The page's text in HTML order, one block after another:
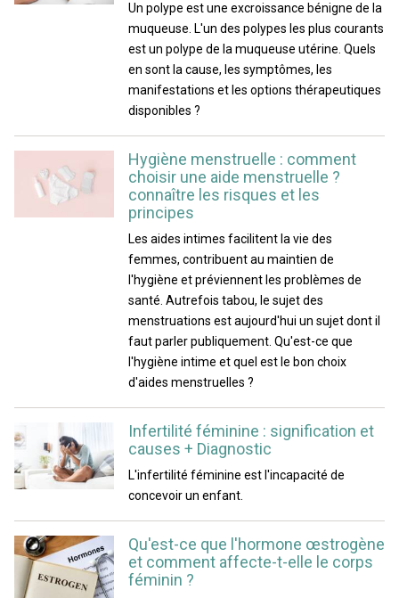
Un polype est une excroissance bénigne de la
muqueuse. L'un des polypes les plus courants
est un polype de la muqueuse utérine. Quels
en sont la cause, les symptômes, les
manifestations et les options thérapeutiques
disponibles ?
Hygiène menstruelle : comment
choisir une aide menstruelle ?
connaître les risques et les
principes
Les aides intimes facilitent la vie des
femmes, contribuent au maintien de
l'hygiène et préviennent les problèmes de
santé. Autrefois tabou, le sujet des
menstruations est aujourd'hui un sujet dont il
faut parler publiquement. Qu'est-ce que
l'hygiène intime et quel est le bon choix
d'aides menstruelles ?
Infertilité féminine : signification et
causes + Diagnostic
L'infertilité féminine est l'incapacité de
concevoir un enfant.
Qu'est-ce que l'hormone œstrogène
et comment affecte-t-elle le corps
féminin ?